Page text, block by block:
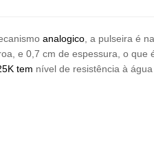
analogico , a pulseira é
e 0,7 cm de espessura, o que
tem nível de resistência à